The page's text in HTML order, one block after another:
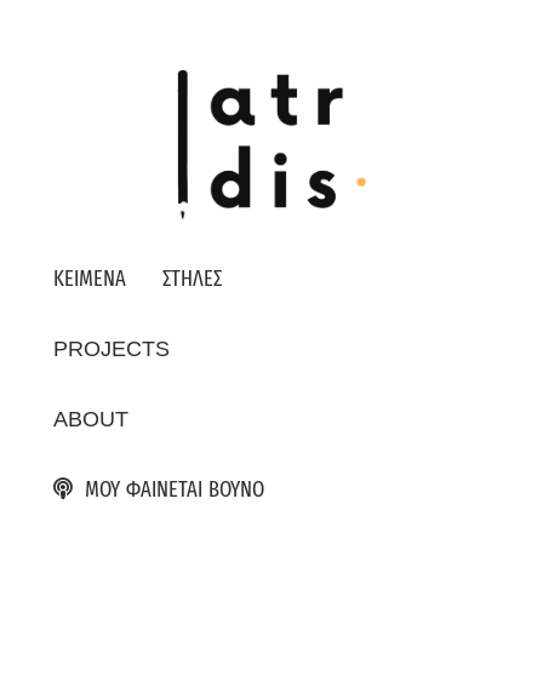
ΚΕΙΜΕΝΑ ΣΤΗΛΕΣ
PROJECTS
ABOUT
ΜΟΥ ΦΑΙΝΕΤΑΙ ΒΟΥΝΟ